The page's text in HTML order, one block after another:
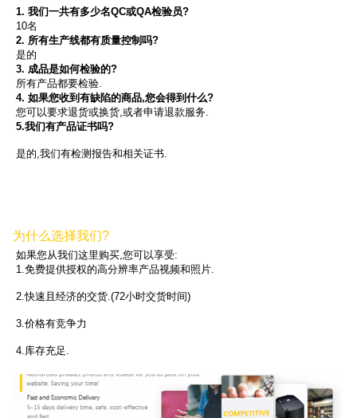
1. 我们一共有多少名QC或QA检验员?
10名
2. 所有生产线都有质量控制吗?
是的
3. 成品是如何检验的?
所有产品都要检验.
4. 如果您收到有缺陷的商品,您会得到什么?
您可以要求退货或换货,或者申请退款服务.
5.我们有产品证书吗?
是的,我们有检测报告和相关证书.
为什么选择我们?
如果您从我们这里购买,您可以享受:
1.免费提供授权的高分辨率产品视频和照片.
2.快速且经济的交货.(72小时交货时间)
3.价格有竞争力
4.库存充足.